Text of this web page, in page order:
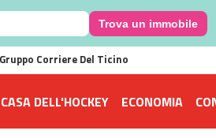
Trova un immobile
Gruppo Corriere Del Ticino
DELL'HOCKEY ECONOMIA